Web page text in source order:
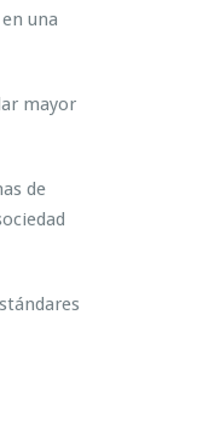
una
mayor
de